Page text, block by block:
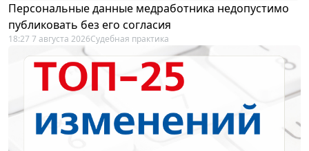
Персональные данные медработника недопустимо
публиковать без его согласия
18:27 7 августа 2026Судебная практика